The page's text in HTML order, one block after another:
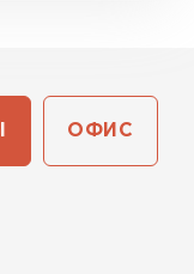
ОФИС